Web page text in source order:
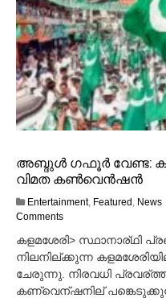
അബ്ദുള്‍ ഗഫൂര്‍ വേണ്ട:
വിമത കണ്‍വെന്‍ഷന്‍
Entertainment, Featured News
Comments
കളമശേരി> സ്ഥാനാര്ഥി
നിലനില്ക്കുന്ന
ചേരുന്നു. നിരവധി
കണ്വെന്ഷനില്